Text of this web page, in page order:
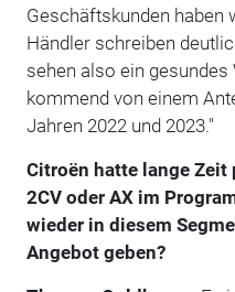
Geschäftskunden haben
Händler schreiben
sehen also ein
kommend von einem
Jahren 2022 und 2023."
Citroën hatte lange Zeit
2CV oder AX im
wieder in diesem
Angebot geben?